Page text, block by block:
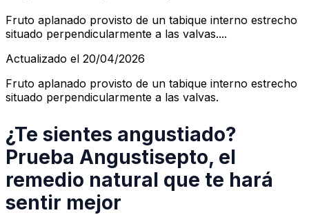
Fruto aplanado provisto de un tabique interno estrecho
situado perpendicularmente a las valvas....
Actualizado el 20/04/2026
Fruto aplanado provisto de un tabique interno estrecho
situado perpendicularmente a las valvas.
¿Te sientes angustiado?
Prueba Angustisepto, el
remedio natural que te hará
sentir mejor